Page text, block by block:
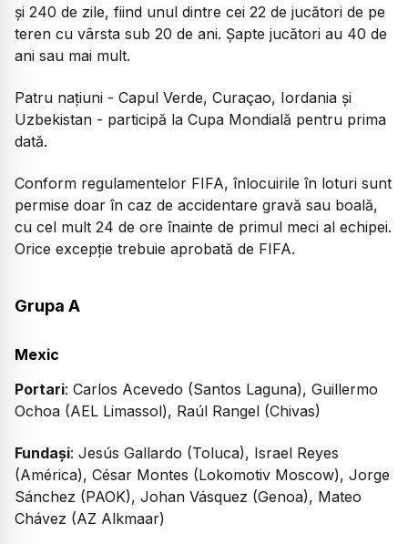
și 240 de zile, fiind unul dintre cei 22 de jucători de pe
teren cu vârsta sub 20 de ani. Șapte jucători au 40 de
ani sau mai mult.
Patru națiuni - Capul Verde, Curaçao, Iordania și
Uzbekistan - participă la Cupa Mondială pentru prima
dată.
Conform regulamentelor FIFA, înlocuirile în loturi sunt
permise doar în caz de accidentare gravă sau boală,
cu cel mult 24 de ore înainte de primul meci al echipei.
Orice excepție trebuie aprobată de FIFA.
Grupa A
Mexic
Portari: Carlos Acevedo (Santos Laguna), Guillermo
Ochoa (AEL Limassol), Raúl Rangel (Chivas)
Fundași: Jesús Gallardo (Toluca), Israel Reyes
(América), César Montes (Lokomotiv Moscow), Jorge
Sánchez (PAOK), Johan Vásquez (Genoa), Mateo
Chávez (AZ Alkmaar)